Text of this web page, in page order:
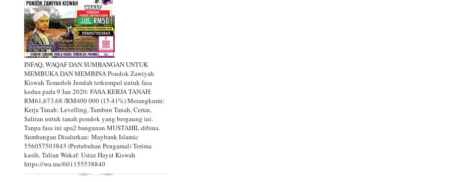
INFAQ, WAQAF DAN SUMBANGAN UNTUK
MEMBUKA DAN MEMBINA Pondok Zawiyah
Kiswah Temerloh Jumlah terkumpul untuk fasa
kedua pada 9 Jan 2020: FASA KERJA TANAH:
RM61,673.68 /RM400 000 (15.41%) Merangkumi:
Kerja Tanah: Levelling, Tambun Tanah, Cerun,
Saliran untuk tanah pondok yang bergaung ini.
Tanpa fasa ini apa2 bangunan MUSTAHIL dibina.
Sumbangan Disalurkan: Maybank Islamic
556057503843 (Pertubuhan Pengamal) Terima
kasih. Talian Wakaf: Ustaz Hayat Kiswah
https://wa.me/601155538840